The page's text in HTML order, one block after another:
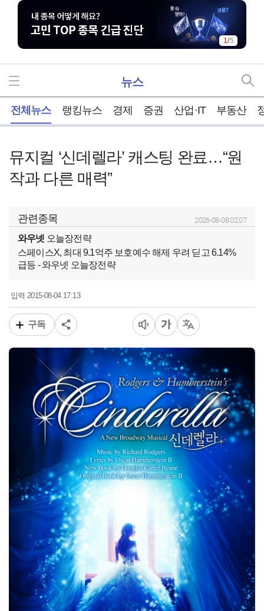
1/5
뉴스
전체뉴스 랭킹뉴스 경제 증권 산업·IT 부동산
뮤지컬 ‘신데렐라’ 캐스팅 완료…“원
작과 다른 매력”
관련종목 2026-08-08 02:07
와우넷 오늘장전략
스페이스X, 최대 9.1억주 보호예수 해제 우려 딛고 6.14%
급등 - 와우넷 오늘장전략
입력2015-08-04 17:13
구독